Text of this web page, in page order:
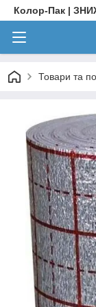
Колор-Пак |
Товари та